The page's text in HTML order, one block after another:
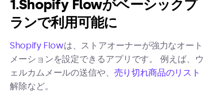
1.Shopify Flowがベーシックプ
ランで利用可能に
Shopify Flowは、ストアオーナーが強力なオート
メーションを設定できるアプリです。 例えば、ウ
ェルカムメールの送信や、 売り切れ商品のリスト
解除など。